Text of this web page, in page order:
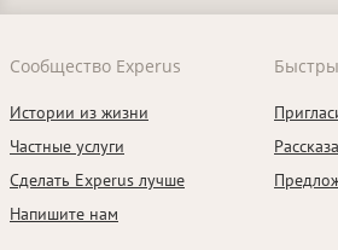
Сообщество Experus
Истории из жизни
Частные услуги
Сделать Experus лучше
Напишите нам